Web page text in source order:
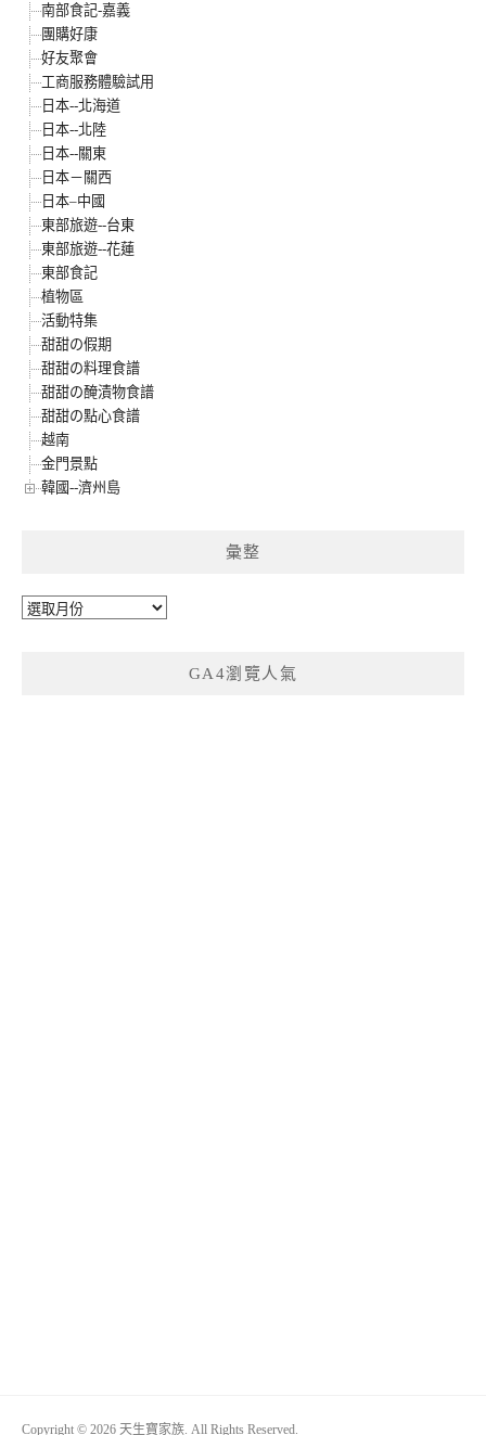
南部食記-嘉義
團購好康
好友聚會
工商服務體驗試用
日本--北海道
日本--北陸
日本--關東
日本－關西
日本–中國
東部旅遊--台東
東部旅遊--花蓮
東部食記
植物區
活動特集
甜甜の假期
甜甜の料理食譜
甜甜の醃漬物食譜
甜甜の點心食譜
越南
金門景點
韓國--濟州島
彙整
彙
GA4瀏覽人氣
Copyright © 2026 天生寶家族. All Rights Reserved.